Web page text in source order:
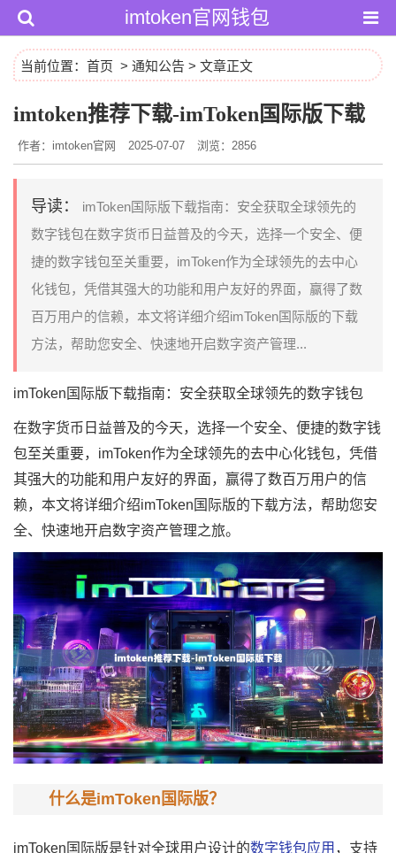
imtoken官网钱包
当前位置： 首页 > 通知公告 > 文章正文
imtoken推荐下载-imToken国际版下载
作者：imtoken官网 2025-07-07 浏览：2856
导读：
imToken国际版下载指南：安全获取全球领先的
数字钱包在数字货币日益普及的今天，选择一个安全、便
捷的数字钱包至关重要，imToken作为全球领先的去中心
化钱包，凭借其强大的功能和用户友好的界面，赢得了数
百万用户的信赖，本文将详细介绍imToken国际版的下载
方法，帮助您安全、快速地开启数字资产管理...
imToken国际版下载指南：安全获取全球领先的数字钱包
在数字货币日益普及的今天，选择一个安全、便捷的数字钱
包至关重要，imToken作为全球领先的去中心化钱包，凭借
其强大的功能和用户友好的界面，赢得了数百万用户的信
赖，本文将详细介绍imToken国际版的下载方法，帮助您安
全、快速地开启数字资产管理之旅。
什么是imToken国际版？
imToken国际版是针对全球用户设计的数字钱包应用 ，支持